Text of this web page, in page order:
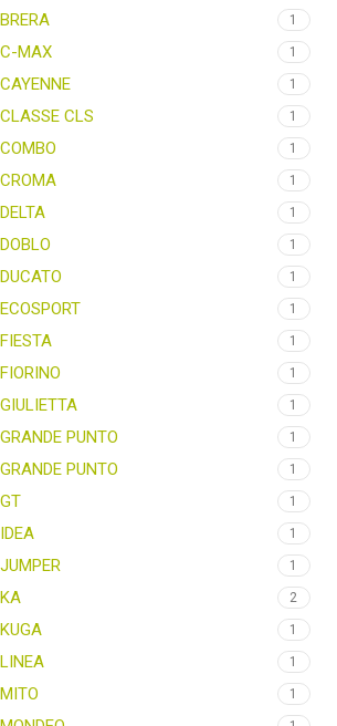
BRERA 1
C-MAX 1
CAYENNE 1
CLASSE CLS 1
COMBO 1
CROMA 1
DELTA 1
DOBLO 1
DUCATO 1
ECOSPORT 1
FIESTA 1
FIORINO 1
GIULIETTA 1
GRANDE PUNTO 1
GRANDE PUNTO 1
GT 1
IDEA 1
JUMPER 1
KA 2
KUGA 1
LINEA 1
MITO 1